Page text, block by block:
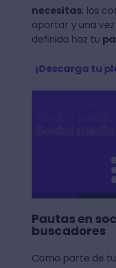
necesitas; los
aportar y una
definida haz tu
¡Descarga tu
Pautas en
buscadores
Como parte de